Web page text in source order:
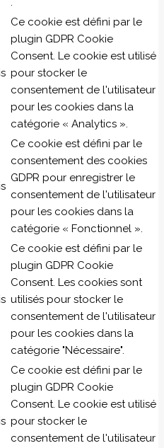
Ce cookie est défini par le
plugin GDPR Cookie
Consent. Le cookie est utilisé
pour stocker le
consentement de l'utilisateur
pour les cookies dans la
catégorie « Analytics ».
Ce cookie est défini par le
consentement des cookies
GDPR pour enregistrer le
consentement de l'utilisateur
pour les cookies dans la
catégorie « Fonctionnel ».
Ce cookie est défini par le
plugin GDPR Cookie
Consent. Les cookies sont
utilisés pour stocker le
consentement de l'utilisateur
pour les cookies dans la
catégorie "Nécessaire".
Ce cookie est défini par le
plugin GDPR Cookie
Consent. Le cookie est utilisé
pour stocker le
consentement de l'utilisateur